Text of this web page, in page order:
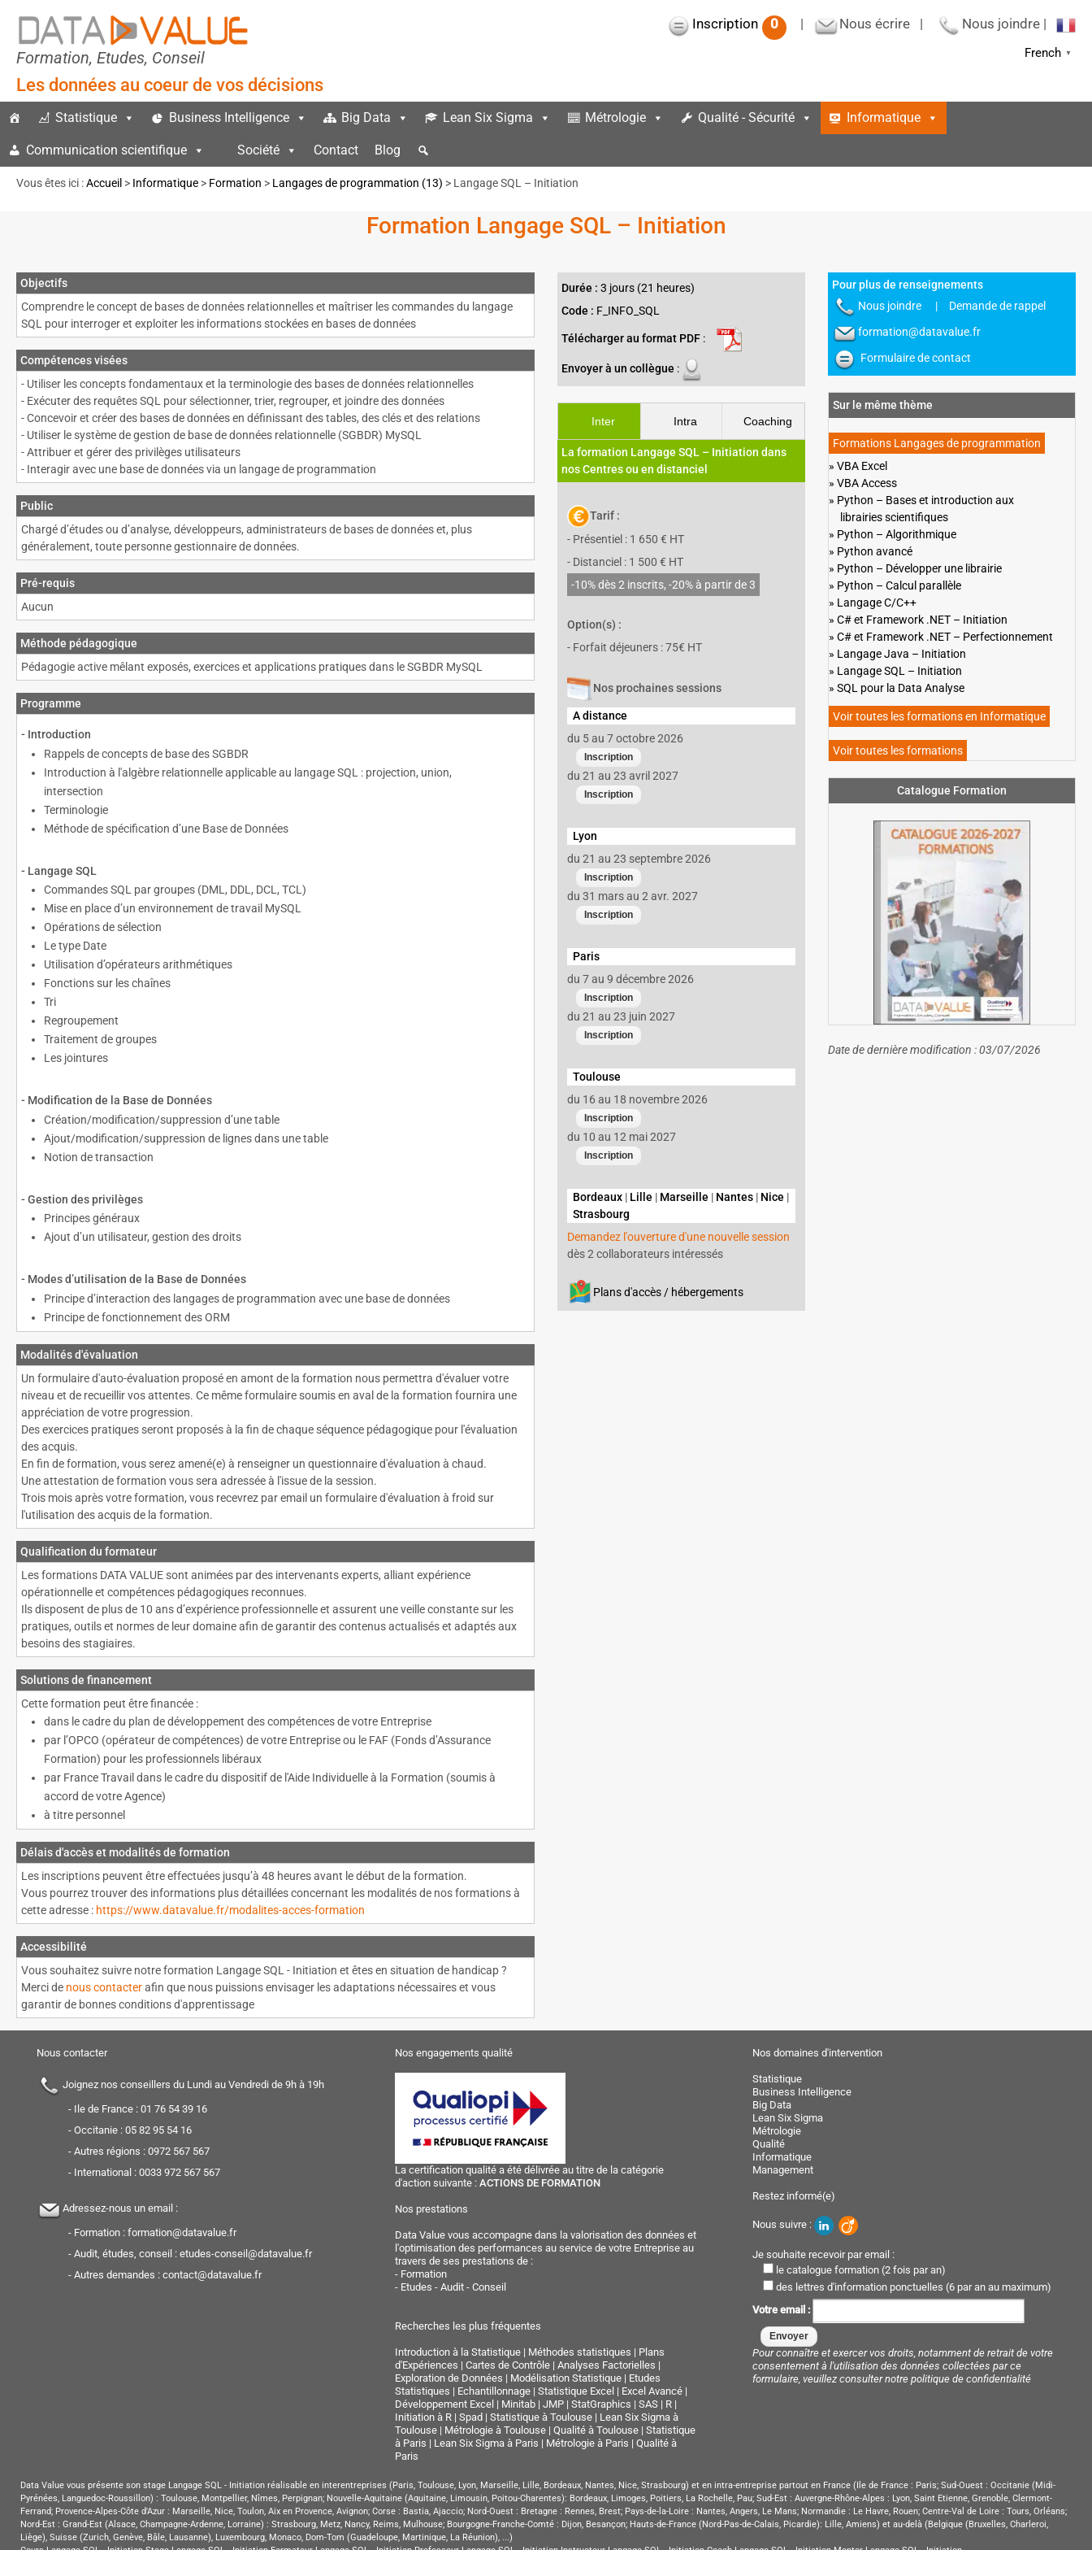
Formation, Etudes, Conseil
Les données au coeur de vos décisions
Inscription 0 | Nous écrire | Nous joindre |
French ▼
Statistique Business Intelligence Big Data Lean Six Sigma Métrologie Qualité - Sécurité Informatique
Communication scientifique Société Contact Blog
Vous êtes ici :Accueil > Informatique > Formation > Langages de programmation (13) > Langage SQL – Initiation
Formation Langage SQL – Initiation
Objectifs
Comprendre le concept de bases de données relationnelles et maîtriser les commandes du langage
SQL pour interroger et exploiter les informations stockées en bases de données
Compétences visées
- Utiliser les concepts fondamentaux et la terminologie des bases de données relationnelles
- Exécuter des requêtes SQL pour sélectionner, trier, regrouper, et joindre des données
- Concevoir et créer des bases de données en définissant des tables, des clés et des relations
- Utiliser le système de gestion de base de données relationnelle (SGBDR) MySQL
- Attribuer et gérer des privilèges utilisateurs
- Interagir avec une base de données via un langage de programmation
Public
Chargé d’études ou d’analyse, développeurs, administrateurs de bases de données et, plus
généralement, toute personne gestionnaire de données.
Pré-requis
Aucun
Méthode pédagogique
Pédagogie active mêlant exposés, exercices et applications pratiques dans le SGBDR MySQL
Programme
- Introduction
Rappels de concepts de base des SGBDR
Introduction à l'algèbre relationnelle applicable au langage SQL : projection, union,
intersection
Terminologie
Méthode de spécification d’une Base de Données
- Langage SQL
Commandes SQL par groupes (DML, DDL, DCL, TCL)
Mise en place d’un environnement de travail MySQL
Opérations de sélection
Le type Date
Utilisation d’opérateurs arithmétiques
Fonctions sur les chaînes
Tri
Regroupement
Traitement de groupes
Les jointures
- Modification de la Base de Données
Création/modification/suppression d’une table
Ajout/modification/suppression de lignes dans une table
Notion de transaction
- Gestion des privilèges
Principes généraux
Ajout d’un utilisateur, gestion des droits
- Modes d’utilisation de la Base de Données
Principe d’interaction des langages de programmation avec une base de données
Principe de fonctionnement des ORM
Modalités d'évaluation
Un formulaire d'auto-évaluation proposé en amont de la formation nous permettra d'évaluer votre
niveau et de recueillir vos attentes. Ce même formulaire soumis en aval de la formation fournira une
appréciation de votre progression.
Des exercices pratiques seront proposés à la fin de chaque séquence pédagogique pour l'évaluation
des acquis.
En fin de formation, vous serez amené(e) à renseigner un questionnaire d'évaluation à chaud.
Une attestation de formation vous sera adressée à l'issue de la session.
Trois mois après votre formation, vous recevrez par email un formulaire d'évaluation à froid sur
l'utilisation des acquis de la formation.
Qualification du formateur
Les formations DATA VALUE sont animées par des intervenants experts, alliant expérience
opérationnelle et compétences pédagogiques reconnues.
Ils disposent de plus de 10 ans d’expérience professionnelle et assurent une veille constante sur les
pratiques, outils et normes de leur domaine afin de garantir des contenus actualisés et adaptés aux
besoins des stagiaires.
Solutions de financement
Cette formation peut être financée :
dans le cadre du plan de développement des compétences de votre Entreprise
par l’OPCO (opérateur de compétences) de votre Entreprise ou le FAF (Fonds d’Assurance
Formation) pour les professionnels libéraux
par France Travail dans le cadre du dispositif de l'Aide Individuelle à la Formation (soumis à
accord de votre Agence)
à titre personnel
Délais d'accès et modalités de formation
Les inscriptions peuvent être effectuées jusqu’à 48 heures avant le début de la formation.
Vous pourrez trouver des informations plus détaillées concernant les modalités de nos formations à
cette adresse : https://www.datavalue.fr/modalites-acces-formation
Accessibilité
Vous souhaitez suivre notre formation Langage SQL - Initiation et êtes en situation de handicap ?
Merci de nous contacterafin que nous puissions envisager les adaptations nécessaires et vous
garantir de bonnes conditions d'apprentissage
Durée : 3 jours (21 heures)
Code : F_INFO_SQL
Télécharger au format PDF:
Envoyer à un collègue :
Inter Intra Coaching
La formation Langage SQL – Initiation dans
nos Centres ou en distanciel
Tarif :
- Présentiel : 1 650 € HT
- Distanciel : 1 500 € HT
-10% dès 2 inscrits, -20% à partir de 3
Option(s) :
- Forfait déjeuners : 75€ HT
Nos prochaines sessions
A distance
du 5 au 7 octobre 2026
du 21 au 23 avril 2027
Lyon
du 21 au 23 septembre 2026
du 31 mars au 2 avr. 2027
Paris
du 7 au 9 décembre 2026
du 21 au 23 juin 2027
Toulouse
du 16 au 18 novembre 2026
du 10 au 12 mai 2027
Bordeaux| Lille | Marseille | Nantes| Nice |
Strasbourg
Demandez l'ouverture d'une nouvelle session
dès 2 collaborateurs intéressés
Plans d'accès / hébergements
Pour plus de renseignements
Nous joindre| Demande de rappel
formation@datavalue.fr
Formulaire de contact
Sur le même thème
Formations Langages de programmation
VBA Excel
VBA Access
Python – Bases et introduction aux
librairies scientifiques
Python – Algorithmique
Python avancé
Python – Développer une librairie
Python – Calcul parallèle
Langage C/C++
C# et Framework .NET – Initiation
C# et Framework .NET – Perfectionnement
Langage Java – Initiation
Langage SQL – Initiation
SQL pour la Data Analyse
Voir toutes les formations en Informatique
Voir toutes les formations
Catalogue Formation
Date de dernière modification : 03/07/2026
Nous contacter
Joignez nos conseillers du Lundi au Vendredi de 9h à 19h
- Ile de France : 01 76 54 39 16
- Occitanie : 05 82 95 54 16
- Autres régions : 0972 567 567
- International : 0033 972 567 567
Adressez-nous un email :
- Formation : formation@datavalue.fr
- Audit, études, conseil : etudes-conseil@datavalue.fr
- Autres demandes : contact@datavalue.fr
Nos engagements qualité
La certification qualité a été délivrée au titre de la catégorie
d'action suivante : ACTIONS DE FORMATION
Nos prestations
Data Value vous accompagne dans la valorisation des données et
l'optimisation des performances au service de votre Entreprise au
travers de ses prestations de :
- Formation
- Etudes - Audit - Conseil
Recherches les plus fréquentes
Introduction à la Statistique| Méthodes statistiques | Plans
d'Expériences | Cartes de Contrôle| Analyses Factorielles |
Exploration de Données | Modélisation Statistique| Etudes
Statistiques | Echantillonnage| Statistique Excel | Excel Avancé|
Développement Excel | Minitab| JMP| StatGraphics | SAS| R|
Initiation à R| Spad | Statistique à Toulouse| Lean Six Sigma à
Toulouse| Métrologie à Toulouse| Qualité à Toulouse| Statistique
à Paris | Lean Six Sigma à Paris | Métrologie à Paris | Qualité à
Paris
Nos domaines d'intervention
Statistique
Business Intelligence
Big Data
Lean Six Sigma
Métrologie
Qualité
Informatique
Management
Restez informé(e)
Nous suivre :
Je souhaite recevoir par email :
le catalogue formation (2 fois par an)
des lettres d'information ponctuelles (6 par an au maximum)
Votre email :
Pour connaître et exercer vos droits, notamment de retrait de votre
consentement à l'utilisation des données collectées par ce
formulaire, veuillez consulter notre politique de confidentialité
Data Value vous présente son stage Langage SQL - Initiation réalisable en interentreprises (Paris, Toulouse, Lyon, Marseille, Lille, Bordeaux, Nantes, Nice, Strasbourg) et en intra-entreprise partout en France (Ile de France : Paris; Sud-Ouest : Occitanie (Midi-
Pyrénées, Languedoc-Roussillon) : Toulouse, Montpellier, Nîmes, Perpignan; Nouvelle-Aquitaine (Aquitaine, Limousin, Poitou-Charentes): Bordeaux, Limoges, Poitiers, La Rochelle, Pau; Sud-Est : Auvergne-Rhône-Alpes : Lyon, Saint Etienne, Grenoble, Clermont-
Ferrand; Provence-Alpes-Côte d'Azur : Marseille, Nice, Toulon, Aix en Provence, Avignon; Corse : Bastia, Ajaccio; Nord-Ouest : Bretagne : Rennes, Brest; Pays-de-la-Loire : Nantes, Angers, Le Mans; Normandie : Le Havre, Rouen; Centre-Val de Loire : Tours, Orléans;
Nord-Est : Grand-Est (Alsace, Champagne-Ardenne, Lorraine) : Strasbourg, Metz, Nancy, Reims, Mulhouse; Bourgogne-Franche-Comté : Dijon, Besançon; Hauts-de-France (Nord-Pas-de-Calais, Picardie): Lille, Amiens) et au-delà (Belgique (Bruxelles, Charleroi,
Liège), Suisse (Zurich, Genève, Bâle, Lausanne), Luxembourg, Monaco, Dom-Tom (Guadeloupe, Martinique, La Réunion), ...)